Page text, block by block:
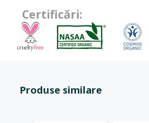
Certificări:
Produse similare